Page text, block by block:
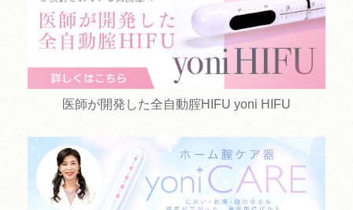
医師が開発した全自動腟HIFU yoni HIFU